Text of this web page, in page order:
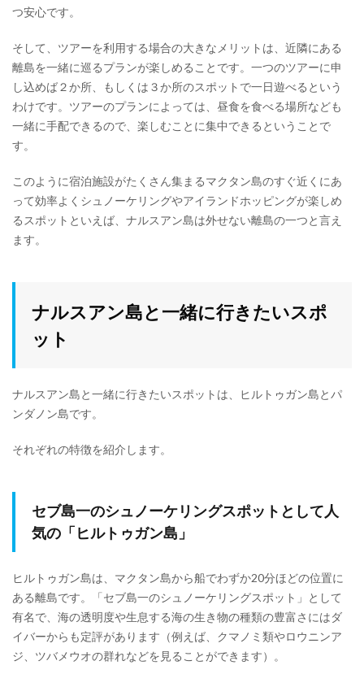
つ安心です。
そして、ツアーを利用する場合の大きなメリットは、近隣にある
離島を一緒に巡るプランが楽しめることです。一つのツアーに申
し込めば２か所、もしくは３か所のスポットで一日遊べるという
わけです。ツアーのプランによっては、昼食を食べる場所なども
一緒に手配できるので、楽しむことに集中できるということで
す。
このように宿泊施設がたくさん集まるマクタン島のすぐ近くにあ
って効率よくシュノーケリングやアイランドホッピングが楽しめ
るスポットといえば、ナルスアン島は外せない離島の一つと言え
ます。
ナルスアン島と一緒に行きたいスポ
ット
ナルスアン島と一緒に行きたいスポットは、ヒルトゥガン島とパ
ンダノン島です。
それぞれの特徴を紹介します。
セブ島一のシュノーケリングスポットとして人
気の「ヒルトゥガン島」
ヒルトゥガン島は、マクタン島から船でわずか20分ほどの位置に
ある離島です。「セブ島一のシュノーケリングスポット」として
有名で、海の透明度や生息する海の生き物の種類の豊富さにはダ
イバーからも定評があります（例えば、クマノミ類やロウニンア
ジ、ツバメウオの群れなどを見ることができます）。